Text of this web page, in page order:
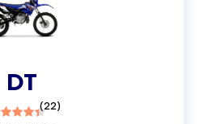
DT
(22)